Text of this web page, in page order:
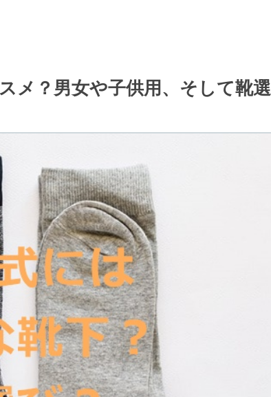
メ？男女や子供用、そして靴選